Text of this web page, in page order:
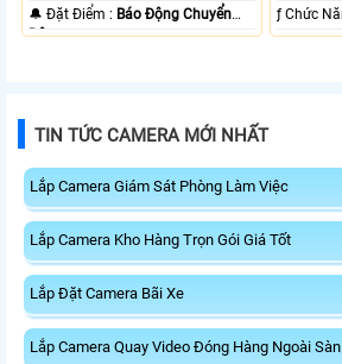
️🔔 Đặt Điểm : Báo Động Chuyển
Động.
TIN TỨC CAMERA MỚI NHẤT
Lắp Camera Giám Sát Phòng Làm Việc
Lắp Camera Kho Hàng Trọn Gói Giá Tốt
Lắp Đặt Camera Bãi Xe
Lắp Camera Quay Video Đóng Hàng Ngoài Sàn